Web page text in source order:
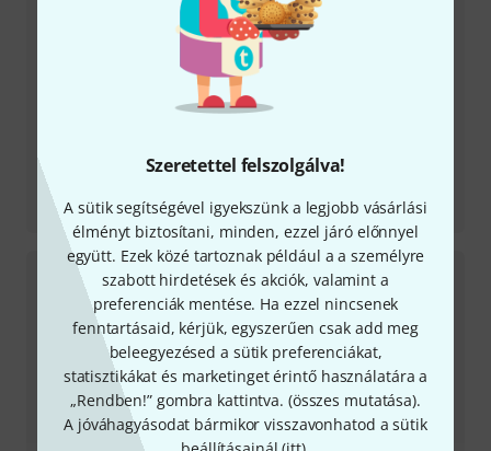
Szeretettel felszolgálva!
A sütik segítségével igyekszünk a legjobb vásárlási
élményt biztosítani, minden, ezzel járó előnnyel
együtt. Ezek közé tartoznak például a a személyre
szabott hirdetések és akciók, valamint a
preferenciák mentése. Ha ezzel nincsenek
fenntartásaid, kérjük, egyszerűen csak add meg
beleegyezésed a sütik preferenciákat,
statisztikákat és marketinget érintő használatára a
„Rendben!” gombra kattintva. (összes mutatása).
A jóváhagyásodat bármikor visszavonhatod a sütik
Tesztbeszámoló
SPD-SX PRO Sampling Pad